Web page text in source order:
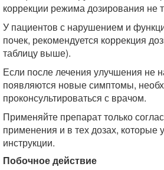
коррекции режима дозирования не
У пациентов с нарушением и
почек, рекомендуется коррекция
таблицу выше).
Если после лечения улучшения не
появляются новые симптомы,
проконсультироваться с врачом.
Применяйте препарат только
применения и в тех дозах, которые
инструкции.
Побочное действие